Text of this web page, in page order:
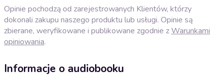
Opinie pochodzą od zarejestrowanych Klientów, którzy
dokonali zakupu naszego produktu lub usługi. Opinie są
zbierane, weryfikowane i publikowane zgodnie zWarunkami
opiniowania.
Informacje o audiobooku